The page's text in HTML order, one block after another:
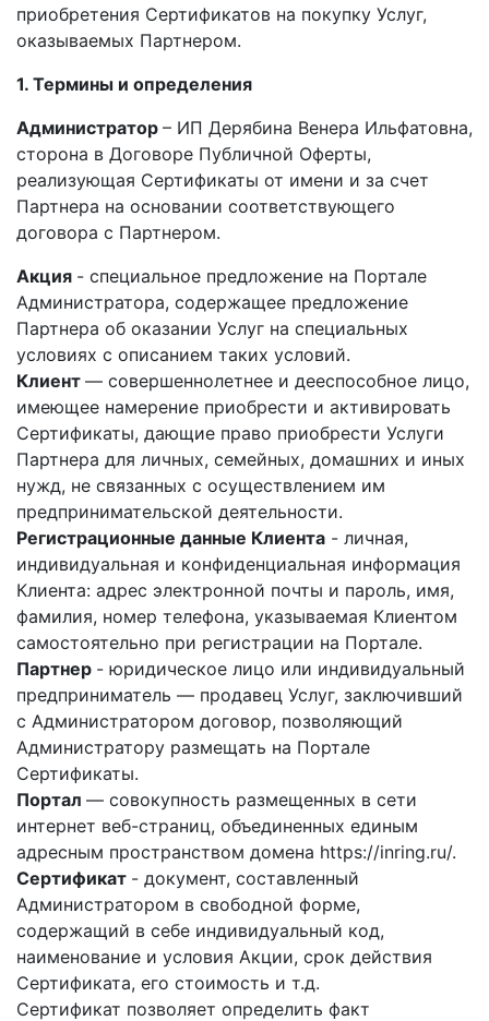
приобретения Сертификатов на покупку Услуг,
оказываемых Партнером.
1. Термины и определения
Администратор – ИП Дерябина Венера Ильфатовна,
сторона в Договоре Публичной Оферты,
реализующая Сертификаты от имени и за счет
Партнера на основании соответствующего
договора с Партнером.
Акция - специальное предложение на Портале
Администратора, содержащее предложение
Партнера об оказании Услуг на специальных
условиях с описанием таких условий.
Клиент — совершеннолетнее и дееспособное лицо,
имеющее намерение приобрести и активировать
Сертификаты, дающие право приобрести Услуги
Партнера для личных, семейных, домашних и иных
нужд, не связанных с осуществлением им
предпринимательской деятельности.
Регистрационные данные Клиента - личная,
индивидуальная и конфиденциальная информация
Клиента: адрес электронной почты и пароль, имя,
фамилия, номер телефона, указываемая Клиентом
самостоятельно при регистрации на Портале.
Партнер - юридическое лицо или индивидуальный
предприниматель — продавец Услуг, заключивший
с Администратором договор, позволяющий
Администратору размещать на Портале
Сертификаты.
Портал — совокупность размещенных в сети
интернет веб-страниц, объединенных единым
адресным пространством домена https://inring.ru/.
Сертификат - документ, составленный
Администратором в свободной форме,
содержащий в себе индивидуальный код,
наименование и условия Акции, срок действия
Сертификата, его стоимость и т.д.
Сертификат позволяет определить факт